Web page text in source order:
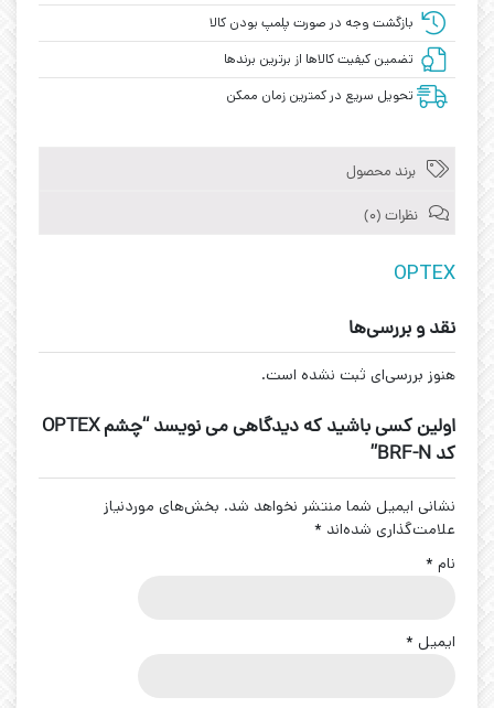
بازگشت وجه در صورت پلمپ بودن کالا
تضمین کیفیت کالاها از برترین برندها
تحویل سریع در کمترین زمان ممکن
برند محصول
نظرات (0)
OPTEX
نقد و بررسی‌ها
هنوز بررسی‌ای ثبت نشده است.
اولین کسی باشید که دیدگاهی می نویسد “چشم OPTEX
کد BRF-N”
نشانی ایمیل شما منتشر نخواهد شد. بخش‌های موردنیاز
علامت‌گذاری شده‌اند *
نام *
ایمیل *